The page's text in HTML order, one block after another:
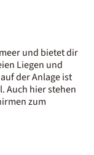
und bietet dir
Liegen und
der Anlage ist
Auch hier stehen
zum